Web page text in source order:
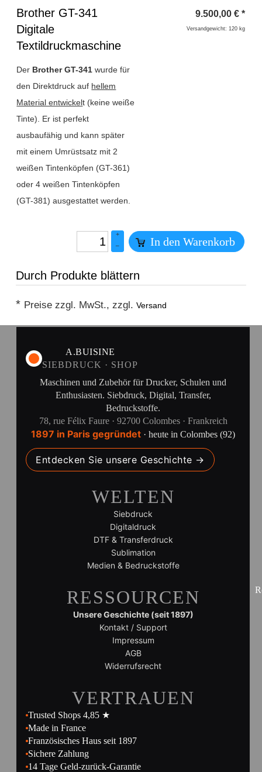
Überschrift
1
Brother GT-341
Digitale
Textildruckmaschine
Der Brother GT-341 wurde für
den Direktdruck auf hellem
Material entwickelt (keine weiße
Tinte). Er ist perfekt
ausbaufähig und kann später
mit einem Umrüstsatz mit 2
weißen Tintenköpfen (GT-361)
oder 4 weißen Tintenköpfen
(GT-381) ausgestattet werden.
9.500,00 € *
Versandgewicht: 120 kg
+
–
In den Warenkorb
Durch Produkte blättern
* Preise zzgl. MwSt., zzgl.Versand
A.BUISINE
SIEBDRUCK · SHOP
Maschinen und Zubehör für Drucker, Schulen und
Enthusiasten. Siebdruck, Digital, Transfer,
Bedruckstoffe.
78, rue Félix Faure · 92700 Colombes · Frankreich
1897 in Paris gegründet · heute in Colombes (92)
Entdecken Sie unsere Geschichte →
WELTEN
Siebdruck
Digitaldruck
DTF & Transferdruck
Sublimation
Medien & Bedruckstoffe
RESSOURCEN
Unsere Geschichte (seit 1897)
Kontakt / Support
Impressum
AGB
Widerrufsrecht
VERTRAUEN
Trusted Shops 4,85 ★
Made in France
Französisches Haus seit 1897
Sichere Zahlung
14 Tage Geld-zurück-Garantie